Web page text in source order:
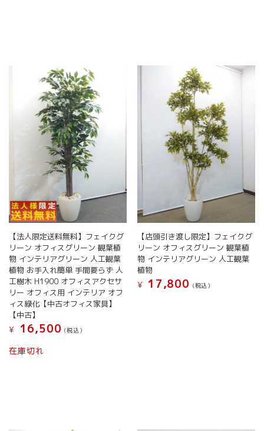
【法人限定送料無料】フェイクグ
リーン オフィスグリーン 観葉植
物 インテリアグリーン 人工観葉
植物 お手入れ簡単 手間要らず 人
工樹木 H1900 オフィスアクセサ
リー オフィス用 インテリア オフ
ィス緑化【中古オフィス家具】
【中古】
¥
16,500 (税込）
在庫切れ
【店頭引き渡し限定】フェイクグ
リーン オフィスグリーン 観葉植
物 インテリアグリーン 人工観葉
植物
¥
17,800 (税込）